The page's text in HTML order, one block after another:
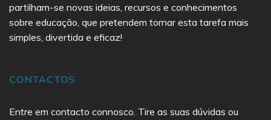
partilham-se novas ideias, recursos e conhecimentos
sobre educação, que pretendem tornar esta tarefa mais
simples, divertida e eficaz!
CONTACTOS
Entre em contacto connosco. Tire as suas dúvidas ou